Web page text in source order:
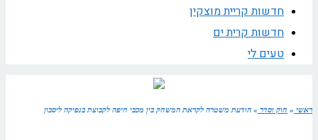
חדשות קריית מוצקין
חדשות קרית ים
טעים לי
ראשי » חוק וסדר » הודעת משטרה לקראת המשחק בין מכבי חיפה לקבוצת בנפיקה ליסבון